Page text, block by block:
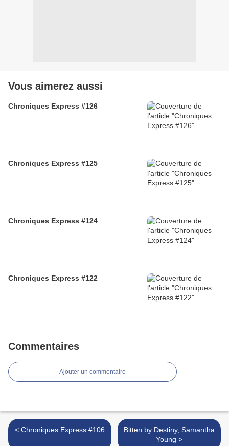
Vous aimerez aussi
Chroniques Express #126
Chroniques Express #125
Chroniques Express #124
Chroniques Express #122
Commentaires
Ajouter un commentaire
< Chroniques Express #106
Bitten by Destiny, Samantha
Young >